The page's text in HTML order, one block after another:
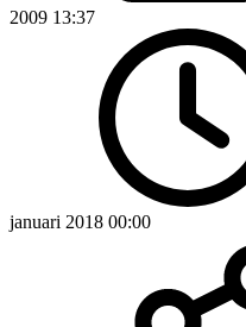
2009 13:37
januari 2018 00:00